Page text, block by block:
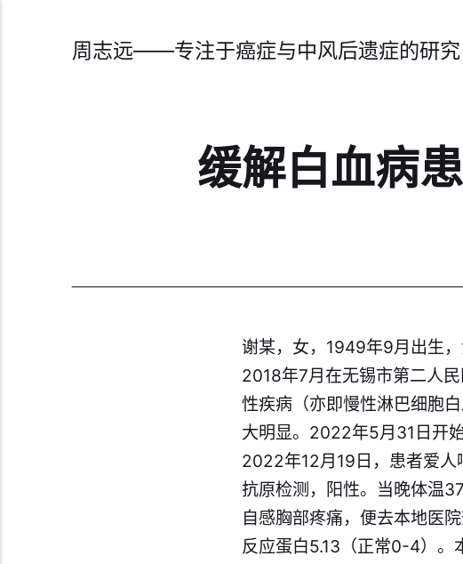
周志远——专注于癌症与中风后遗症的研究
缓解白血病
谢某，女，1949年9月出生
2018年7月在无锡市第二人
性疾病（亦即慢性淋巴细胞
大明显。2022年5月31日开
2022年12月19日，患者爱
抗原检测，阳性。当晚体温
自感胸部疼痛，便去本地医
反应蛋白5.13（正常0-4）。